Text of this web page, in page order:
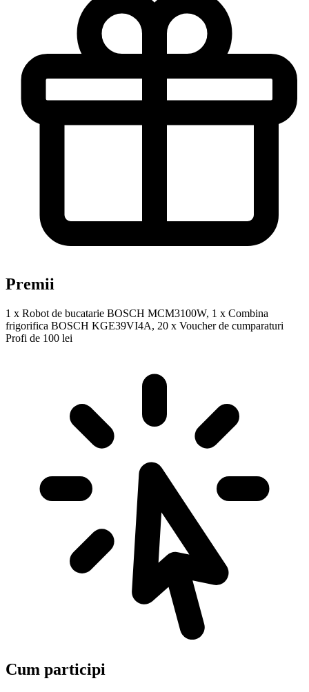
Premii
1 x Robot de bucatarie BOSCH MCM3100W, 1 x Combina
frigorifica BOSCH KGE39VI4A, 20 x Voucher de cumparaturi
Profi de 100 lei
Cum participi